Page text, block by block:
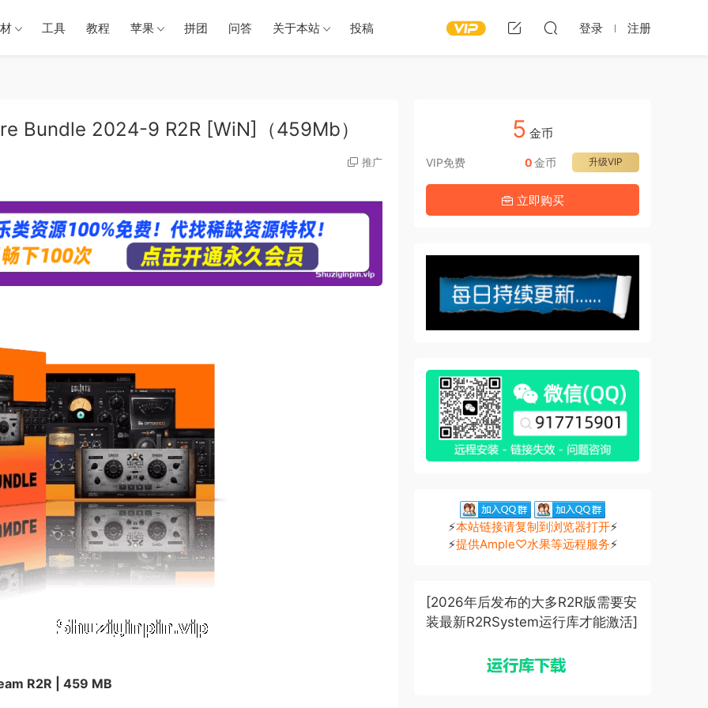
工具 教程 苹果 拼团 问答 关于本站 投稿 登录 注册
Bundle 2024-9 R2R [WiN]（459Mb）
推广
R2R | 459 MB
5 金币
VIP免费 升级VIP
0金币
立即购买
⚡本站链接请复制到浏览器打开⚡
⚡提供Ample♡水果等远程服务⚡
[2026年后发布的大多R2R版需要安
装最新R2RSystem运行库才能激活]